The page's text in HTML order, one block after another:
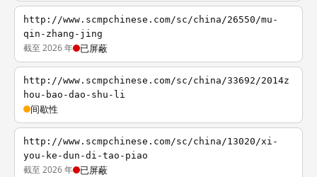
http://www.scmpchinese.com/sc/china/26550/mu-
qin-zhang-jing
截至 2026 年 已屏蔽
http://www.scmpchinese.com/sc/china/33692/2014z
hou-bao-dao-shu-li
间歇性
http://www.scmpchinese.com/sc/china/13020/xi-
you-ke-dun-di-tao-piao
截至 2026 年 已屏蔽